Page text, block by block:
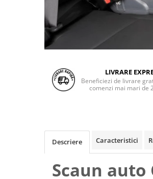
LIVRARE
Beneficiezi de livrare
comenzi mai mari de
Descriere Caracteristici
Scaun auto